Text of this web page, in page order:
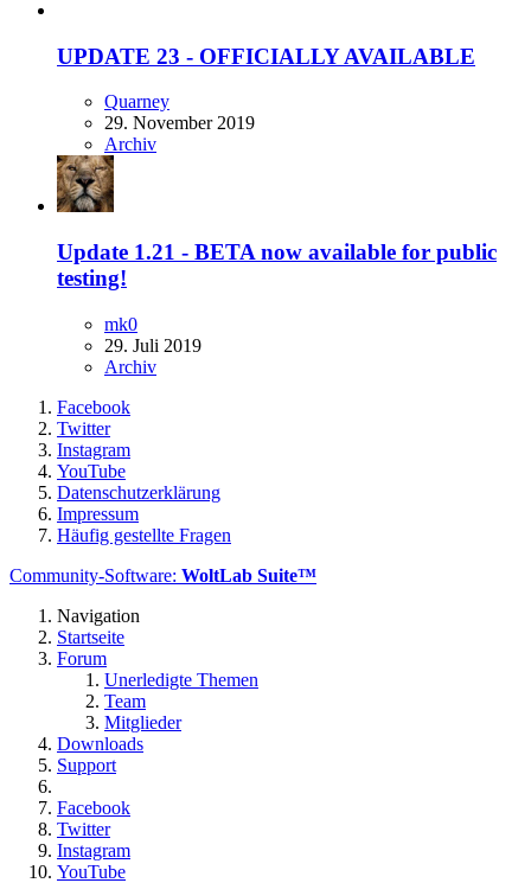
UPDATE 23 - OFFICIALLY AVAILABLE
Quarney
29. November 2019
Archiv
Update 1.21 - BETA now available for public
testing!
mk0
29. Juli 2019
Archiv
Facebook
Twitter
Instagram
YouTube
Datenschutzerklärung
Impressum
Häufig gestellte Fragen
Community-Software: WoltLab Suite™
Navigation
Startseite
Forum
Unerledigte Themen
Team
Mitglieder
Downloads
Support
Facebook
Twitter
Instagram
YouTube